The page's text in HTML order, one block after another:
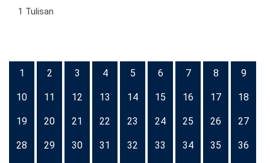
1 Tulisan
1 2 3 4 5 6 7 8 9
10 11 12 13 14 15 16 17 18
19 20 21 22 23 24 25 26 27
28 29 30 31 32 33 34 35 36